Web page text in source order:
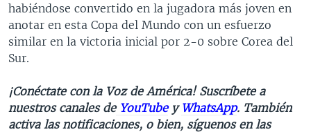
habiéndose convertido en la jugadora más joven en
anotar en esta Copa del Mundo con un esfuerzo
similar en la victoria inicial por 2-0 sobre Corea del
Sur.
¡Conéctate con la Voz de América! Suscríbete a
nuestros canales deYouTubey WhatsApp. También
activa las notificaciones, o bien, síguenos en las